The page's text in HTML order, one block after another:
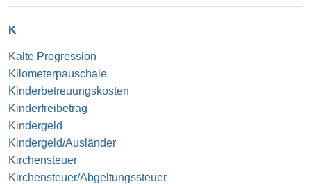
K
Kalte Progression
Kilometerpauschale
Kinderbetreuungskosten
Kinderfreibetrag
Kindergeld
Kindergeld/Ausländer
Kirchensteuer
Kirchensteuer/Abgeltungssteuer